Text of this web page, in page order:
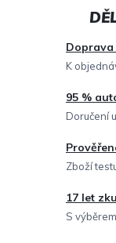
K
95 %
Doručení
Zboží
17 let
S